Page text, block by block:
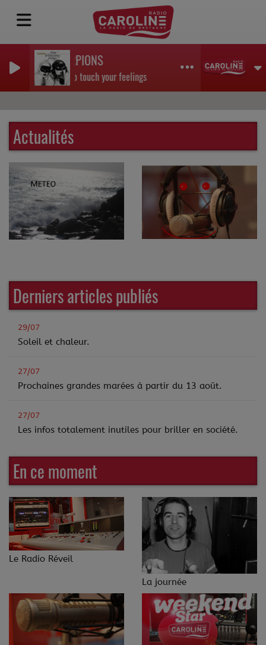
SCORPIONS
Born to touch your feelings
Actualités
Derniers articles publiés
29/07
Soleil et chaleur.
27/07
Prochaines grandes marées à partir du 13 août.
27/07
Les infos totalement inutiles pour briller en société.
En ce moment
Le Radio Réveil
La journée